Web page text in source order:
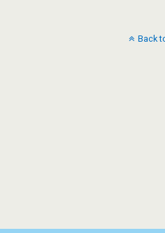
Back